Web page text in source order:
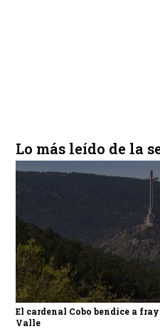
Lo más leído de la
El cardenal Cobo bendice a
Valle